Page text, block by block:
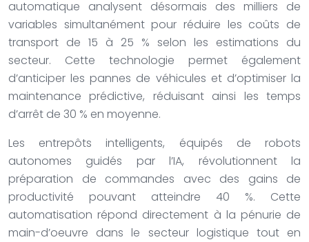
automatique analysent désormais des milliers de
variables simultanément pour réduire les coûts de
transport de 15 à 25 % selon les estimations du
secteur. Cette technologie permet également
d’anticiper les pannes de véhicules et d’optimiser la
maintenance prédictive, réduisant ainsi les temps
d’arrêt de 30 % en moyenne.
Les entrepôts intelligents, équipés de robots
autonomes guidés par l’IA, révolutionnent la
préparation de commandes avec des gains de
productivité pouvant atteindre 40 %. Cette
automatisation répond directement à la pénurie de
main-d’oeuvre dans le secteur logistique tout en